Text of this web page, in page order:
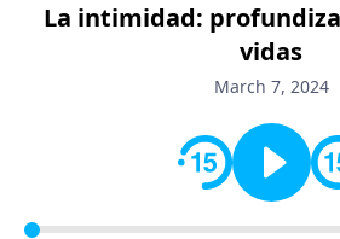
La intimidad:
vidas
March 7, 2024